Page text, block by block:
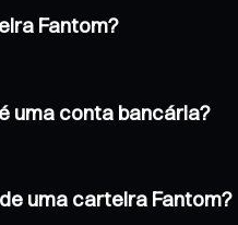
Fantom?
uma conta bancária?
uma carteira Fantom?